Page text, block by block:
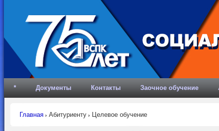
* Документы Контакты Заочное обучение
Главная Абитуриенту Целевое обучение